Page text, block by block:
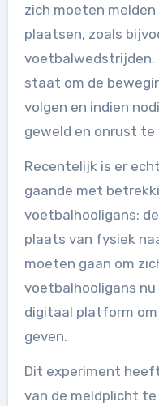
zich moeten
plaatsen, zoals
staat om de
volgen en indien
geweld en onrust te
Recentelijk is er
gaande met
voetbalhooligans:
plaats van fysiek
moeten gaan om
voetbalhooligans nu
digitaal platform
geven.
Dit experiment
van de meldplicht